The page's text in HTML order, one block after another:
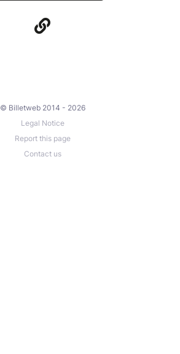
© Billetweb 2014 - 2026
Legal Notice
Report this page
Contact us